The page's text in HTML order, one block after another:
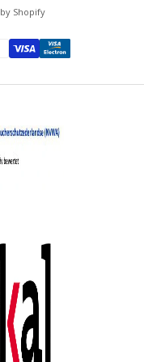
ein ein Probiotikum
wie Turmeric
alles für
noch unter dem
Shopify